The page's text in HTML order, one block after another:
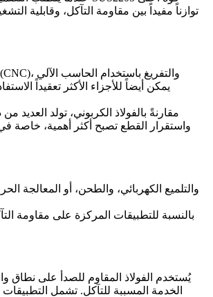
الحفر باستخدام الحاسب الآلي (CNC) ، و التفريغ باستخدام الحاسب الآلي
. يمكن أيضاً للأجزاء الأكثر تعقيداً
مقارنةً بالفولاذ الكربوني، تولد العديد
واستقرار القطع تصبح أكثر أهمية، خاصة في
بالنسبة للتطبيقات المركزة على مقاومة
يُستخدم الفولاذ المقاوم للصدأ على نطاق
الخدمة المسببة للتآكل. تشمل